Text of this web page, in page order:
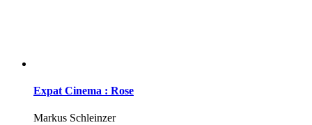
Expat Cinema : Rose
Markus Schleinzer